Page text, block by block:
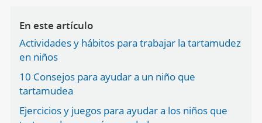
En este artículo
Actividades y hábitos para trabajar la tartamudez
en niños
10 Consejos para ayudar a un niño que
tartamudea
Ejercicios y juegos para ayudar a los niños que